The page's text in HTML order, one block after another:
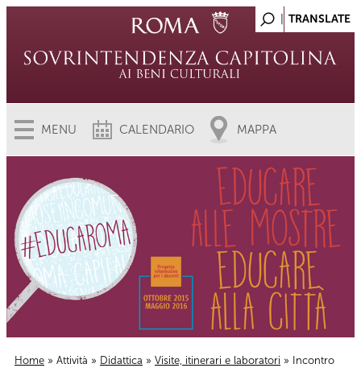
MENU CALENDARIO MAPPA
Home » Attività » Didattica » Visite, itinerari e laboratori » Incontro